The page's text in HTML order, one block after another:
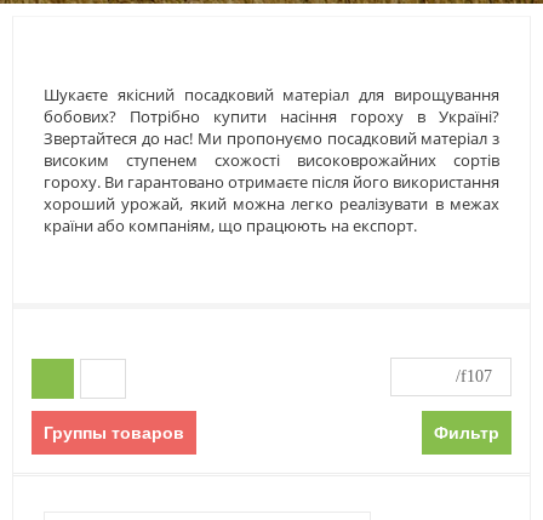
Шукаєте якісний посадковий матеріал для вирощування
бобових? Потрібно купити насіння гороху в Україні?
Звертайтеся до нас! Ми пропонуємо посадковий матеріал з
високим ступенем схожості високоврожайних сортів
гороху. Ви гарантовано отримаєте після його використання
хороший урожай, який можна легко реалізувати в межах
країни або компаніям, що працюють на експорт.
Группы товаров Фильтр